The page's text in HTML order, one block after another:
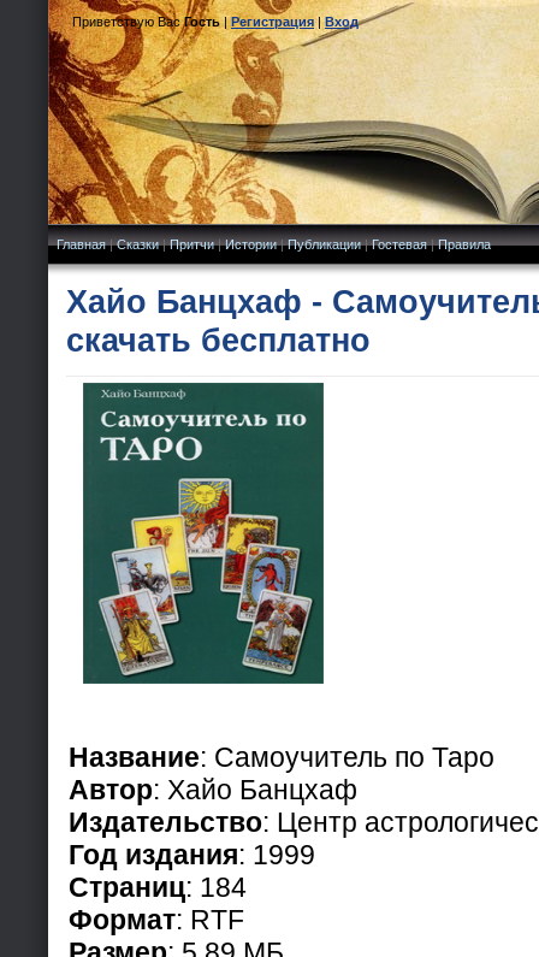
Приветствую Вас Гость|Регистрация|Вход
Главная|Сказки|Притчи|Истории|Публикации|Гостевая|Правила
Хайо Банцхаф -
скачать бесплатно
Название: Самоучитель по Таро
Автор: Хайо Банцхаф
Издательство: Центр
Год издания: 1999
Страниц: 184
Формат: RTF